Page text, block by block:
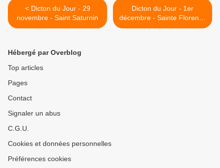
< Dicton du Jour - 29
novembre - Saint Saturnin
Dicton du Jour - 1er
décembre - Sainte Florence
>
Hébergé par Overblog
Top articles
Pages
Contact
Signaler un abus
C.G.U.
Cookies et données personnelles
Préférences cookies